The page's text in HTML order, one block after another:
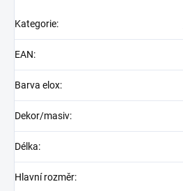
Kategorie:
EAN:
Barva elox:
Dekor/masiv:
Délka:
Hlavní rozměr: